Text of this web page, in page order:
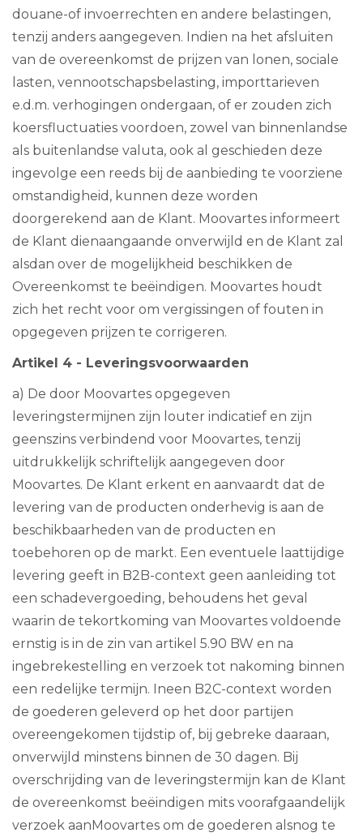
douane-of invoerrechten en andere belastingen,
tenzij anders aangegeven. Indien na het afsluiten
van de overeenkomst de prijzen van lonen, sociale
lasten, vennootschapsbelasting, importtarieven
e.d.m. verhogingen ondergaan, of er zouden zich
koersfluctuaties voordoen, zowel van binnenlandse
als buitenlandse valuta, ook al geschieden deze
ingevolge een reeds bij de aanbieding te voorziene
omstandigheid, kunnen deze worden
doorgerekend aan de Klant. Moovartes informeert
de Klant dienaangaande onverwijld en de Klant zal
alsdan over de mogelijkheid beschikken de
Overeenkomst te beëindigen. Moovartes houdt
zich het recht voor om vergissingen of fouten in
opgegeven prijzen te corrigeren.
Artikel 4 - Leveringsvoorwaarden
a) De door Moovartes opgegeven
leveringstermijnen zijn louter indicatief en zijn
geenszins verbindend voor Moovartes, tenzij
uitdrukkelijk schriftelijk aangegeven door
Moovartes. De Klant erkent en aanvaardt dat de
levering van de producten onderhevig is aan de
beschikbaarheden van de producten en
toebehoren op de markt. Een eventuele laattijdige
levering geeft in B2B-context geen aanleiding tot
een schadevergoeding, behoudens het geval
waarin de tekortkoming van Moovartes voldoende
ernstig is in de zin van artikel 5.90 BW en na
ingebrekestelling en verzoek tot nakoming binnen
een redelijke termijn. Ineen B2C-context worden
de goederen geleverd op het door partijen
overeengekomen tijdstip of, bij gebreke daaraan,
onverwijld minstens binnen de 30 dagen. Bij
overschrijding van de leveringstermijn kan de Klant
de overeenkomst beëindigen mits voorafgaandelijk
verzoek aanMoovartes om de goederen alsnog te